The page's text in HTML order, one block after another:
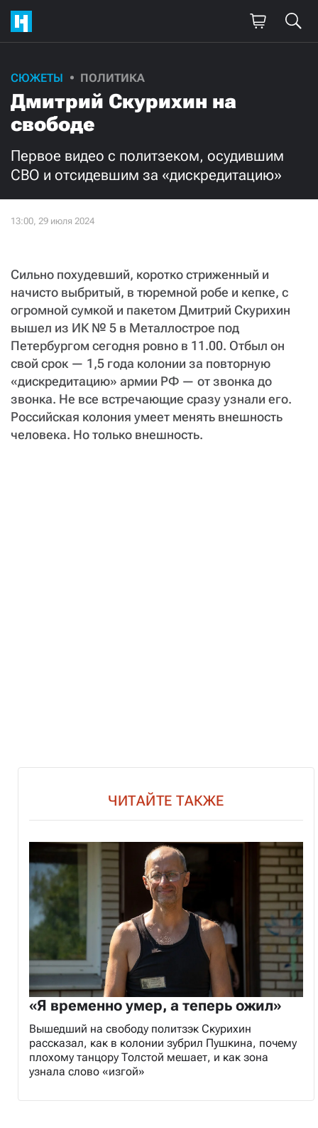
СЮЖЕТЫ ПОЛИТИКА
Дмитрий Скурихин на
свободе
Первое видео с политзеком, осудившим
СВО и отсидевшим за «дискредитацию»
Сильно похудевший, коротко стриженный и
начисто выбритый, в тюремной робе и кепке, с
огромной сумкой и пакетом Дмитрий Скурихин
вышел из ИК № 5 в Металлострое под
Петербургом сегодня ровно в 11.00. Отбыл он
свой срок — 1,5 года колонии за повторную
«дискредитацию» армии РФ — от звонка до
звонка. Не все встречающие сразу узнали его.
Российская колония умеет менять внешность
человека. Но только внешность.
ЧИТАЙТЕ ТАКЖЕ
«Я временно умер, а теперь ожил»
Вышедший на свободу политзэк Скурихин
рассказал, как в колонии зубрил Пушкина, почему
плохому танцору Толстой мешает, и как зона
узнала слово «изгой»